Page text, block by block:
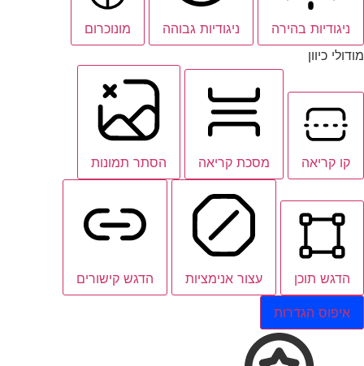
ניגודיות בהירה ניגודיות גבוהה
מונוכרום
מודולי כיוון
קו קריאה מסכת קריאה הסתר תמונות
הדגש תוכן עצור אנימציות הדגש קישורים
איפוס הגדרות